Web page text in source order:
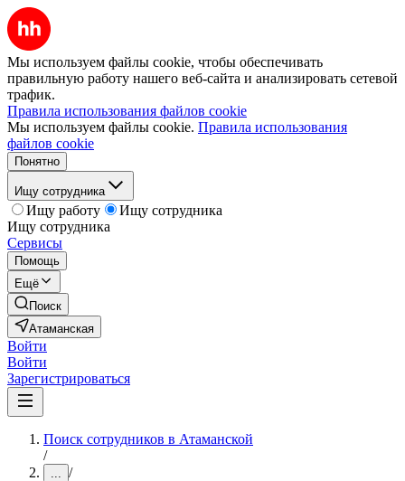
Мы используем файлы cookie, чтобы обеспечивать
правильную работу нашего веб-сайта и анализировать сетевой
трафик.
Правила использования файлов cookie
Мы используем файлы cookie. Правила использования
файлов cookie
Понятно
Ищу сотрудника
Ищу работу
Ищу сотрудника
Ищу сотрудника
Сервисы
Помощь
Ещё
Поиск
Атаманская
Войти
Войти
Зарегистрироваться
Поиск сотрудников в Атаманской
/
... /